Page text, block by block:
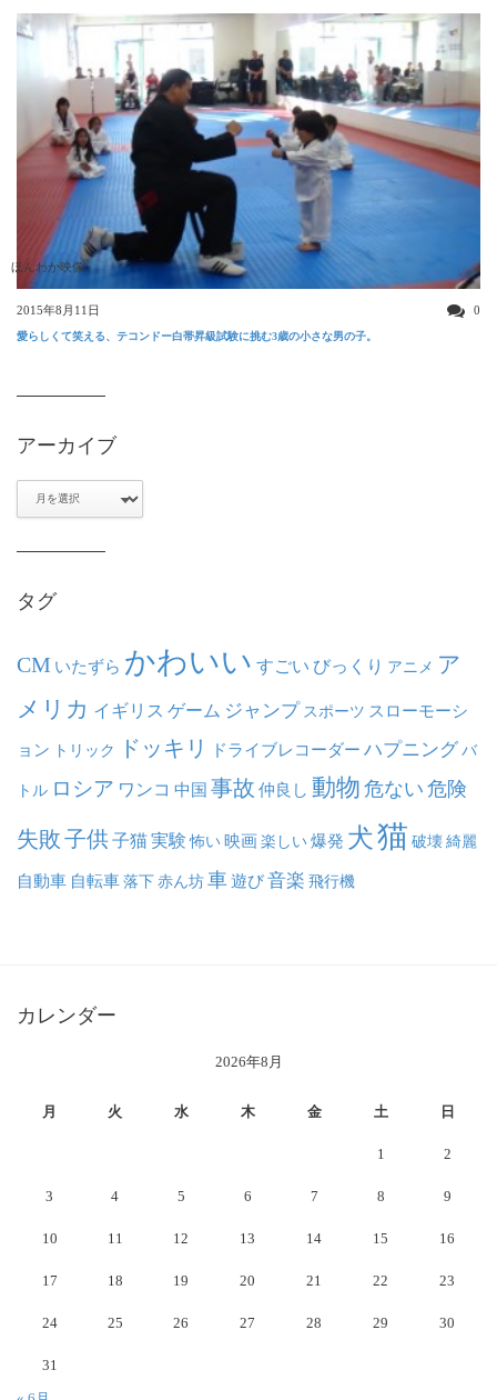
ほんわか映像
2015年8月11日 0
愛らしくて笑える、テコンドー白帯昇級試験に挑む3歳の小さな男の子。
アーカイブ
タグ
CM いたずら かわいい すごい びっくり アニメ ア
メリカ イギリス ゲーム ジャンプ スポーツ スローモーシ
ョン トリック ドッキリ ドライブレコーダー ハプニング バ
トル ロシア ワンコ 中国 事故 仲良し 動物 危ない 危険
失敗子供子猫実験 怖い映画楽しい爆発 犬猫 破壊綺麗
自動車 自転車落下赤ん坊車遊び音楽 飛行機
カレンダー
2026年8月
月 火 水 木 金 土 日
1 2
3 4 5 6 7 8 9
10 11 12 13 14 15 16
17 18 19 20 21 22 23
24 25 26 27 28 29 30
31